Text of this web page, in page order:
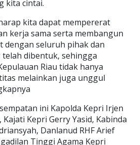
kita cintai.
kita dapat mempererat
kerja sama serta membangun
dengan seluruh pihak dan
dibentuk, sehingga
Riau tidak hanya
melainkan juga unggul
ini Kapolda Kepri Irjen
Kepri Gerry Yasid, Kabinda
Danlanud RHF Arief
Tinggi Agama Kepri